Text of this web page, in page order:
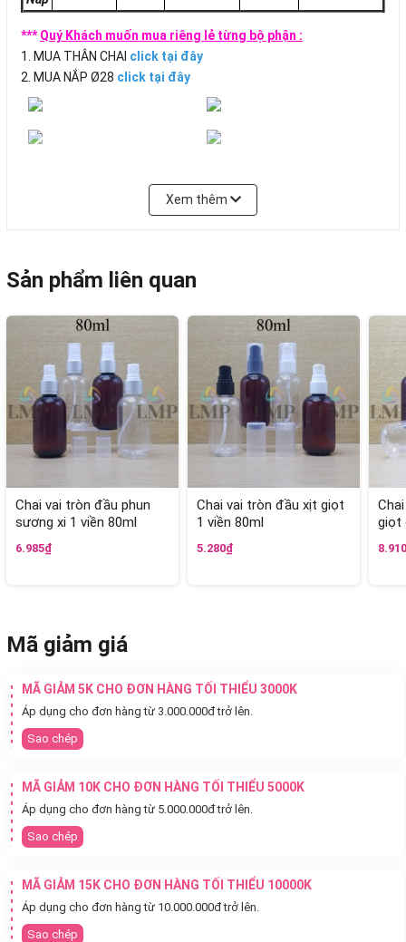
***Quý Khách muốn mua riêng lẻ từng bộ phận :
1. MUA THÂN CHAI click tại đây
2. MUA NẮP Ø28 click tại đây
Xem thêm
Sản phẩm liên quan
Chai vai tròn đầu phun
sương xi 1 viền 80ml
6.985₫
Chai vai tròn đầu xịt giọt
1 viền 80ml
5.280₫
giọt
Mã giảm giá
MÃ GIẢM 5K CHO ĐƠN HÀNG TỐI THIỂU 3000K
Áp dụng cho đơn hàng từ 3.000.000đ trở lên.
Sao chép
MÃ GIẢM 10K CHO ĐƠN HÀNG TỐI THIỂU 5000K
Áp dụng cho đơn hàng từ 5.000.000đ trở lên.
Sao chép
MÃ GIẢM 15K CHO ĐƠN HÀNG TỐI THIỂU 10000K
Áp dụng cho đơn hàng từ 10.000.000đ trở lên.
Sao chép